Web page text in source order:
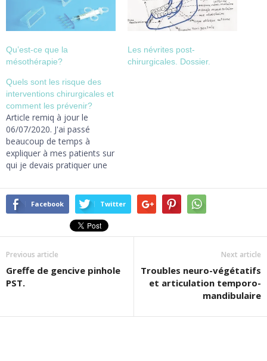
Qu’est-ce que la
mésothérapie?
Les névrites post-
chirurgicales. Dossier.
Quels sont les risque des
interventions chirurgicales et
comment les prévenir?
Article remiq à jour le
06/07/2020. J'ai passé
beaucoup de temps à
expliquer à mes patients sur
qui je devais pratiquer une
puisque c'était ma
spécialité, pourquoi je leur
faisais faire un certain
nombre d'examens et
prendre des médicaments
avant et après l'intervention.
Je pense utile de donner…
Facebook Twitter
Previous article
Greffe de gencive pinhole
PST.
Next article
Troubles neuro-végétatifs
et articulation temporo-
mandibulaire